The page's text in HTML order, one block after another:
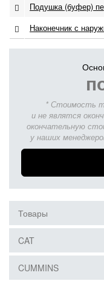
Подушка (буфер)
Наконечник с
* Стоимость
и не являтся
окончательную
у наших
Товары
CAT
CUMMINS